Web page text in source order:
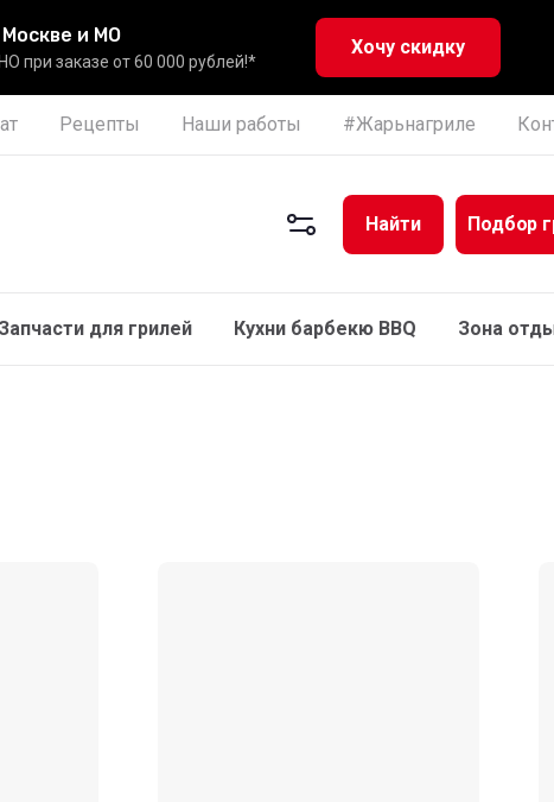
и МО
при заказе от 60 000 рублей!*
Хочу скидку
Рецепты Наши работы #Жарьнагриле
Найти Подбор
Запчасти для грилей Кухни барбекю BBQ Зона